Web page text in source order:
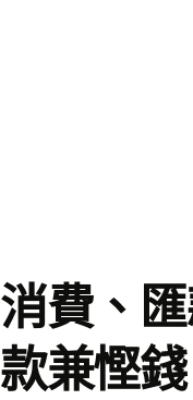
消費、
款兼慳錢